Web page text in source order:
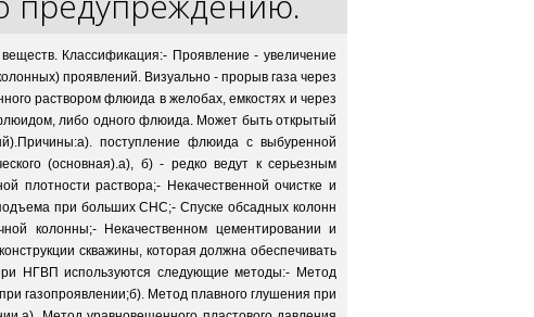
Классификация:- Проявление - увеличение
проявлений. Визуально - прорыв газа через
раствором флюида в желобах, емкостях и через
либо одного флюида. Может быть открытый
поступление флюида с выбуренной
(основная).а), б) - редко ведут к серьезным
плотности раствора;- Некачественной очистке и
при больших СНС;- Спуске обсадных колонн
колонны;- Некачественном цементировании и
скважины, которая должна обеспечивать
НГВП используются следующие методы:- Метод
газопроявлении;б). Метод плавного глушения при